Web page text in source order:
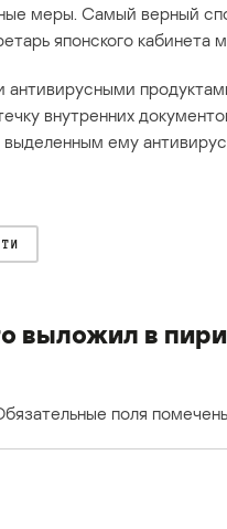
меры. Самый верный
японского
внутренних
выделенным ему
выложил в
поля